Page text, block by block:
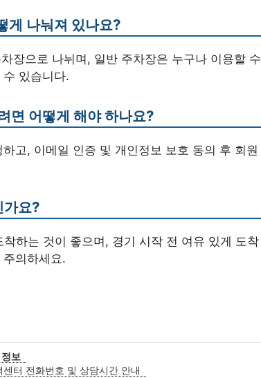
게 나눠져 있나요?
장으로 나뉘며, 일반 주차장은 누구나 이용할 수
있습니다.
면 어떻게 해야 하나요?
고, 이메일 인증 및 개인정보 보호 동의 후 회원
가요?
하는 것이 좋으며, 경기 시작 전 여유 있게 도착
의하세요.
카정보
터 전화번호 및 상담시간 안내